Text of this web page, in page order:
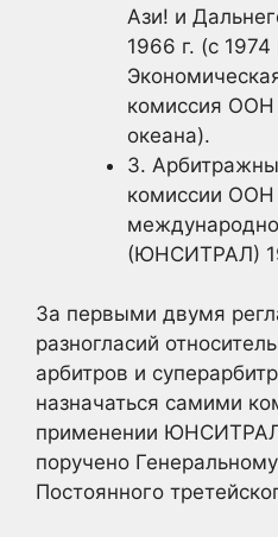
Ази! и
1966 г. (с
комиссия ООН
океана).
3.
комиссии ООН
(ЮНСИТРАЛ)
За первыми двумя
разногласий
арбитров и
назначаться самими
применении ЮНСИТРАЛ
поручено
Постоянного